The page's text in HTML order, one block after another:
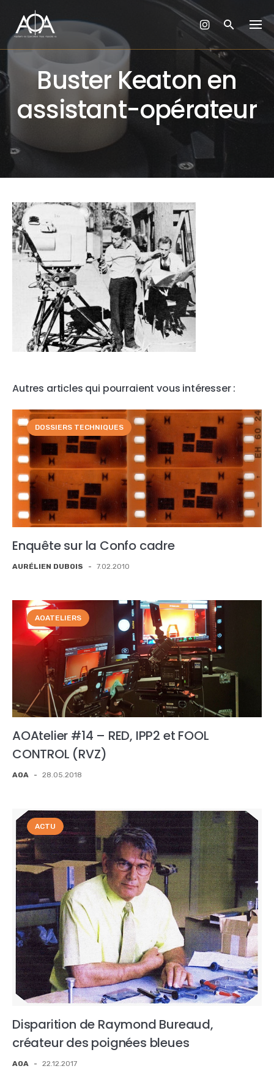
content
Buster Keaton en
assistant-opérateur
Autres articles qui pourraient vous intéresser :
DOSSIERS TECHNIQUES
Enquête sur la Confo cadre
AURÉLIEN DUBOIS - 7.02.2010
AOATELIERS
AOAtelier #14 – RED, IPP2 et FOOL
CONTROL (RVZ)
AOA - 28.05.2018
ACTU
Disparition de Raymond Bureaud,
créateur des poignées bleues
AOA - 22.12.2017